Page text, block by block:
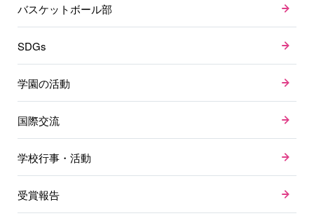
バスケットボール部
SDGs
学園の活動
国際交流
学校行事・活動
受賞報告